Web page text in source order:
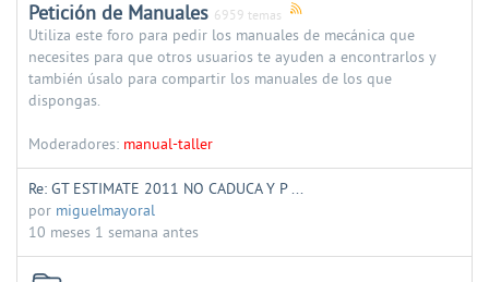
Petición de Manuales 6959 temas
Utiliza este foro para pedir los manuales de mecánica que
necesites para que otros usuarios te ayuden a encontrarlos y
también úsalo para compartir los manuales de los que
dispongas.
Moderadores: manual-taller
Re: GT ESTIMATE 2011 NO CADUCA Y P ...
por miguelmayoral
10 meses 1 semana antes